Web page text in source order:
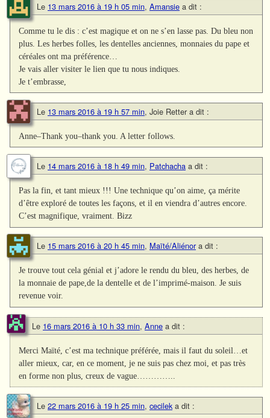
Le 13 mars 2016 à 19 h 05 min, Amansie a dit :
Comme tu le dis : c’est magique et on ne s’en lasse pas. Du bleu non
plus. Les herbes folles, les dentelles anciennes, monnaies du pape et
céréales ont ma préférence…
Je vais aller visiter le lien que tu nous indiques.
Je t’embrasse,
Le 13 mars 2016 à 19 h 57 min, Joie Retter a dit :
Anne–Thank you–thank you. A letter follows.
Le 14 mars 2016 à 18 h 49 min, Patchacha a dit :
Pas la fin, et tant mieux !!! Une technique qu’on aime, ça mérite
d’être exploré de toutes les façons, et il en viendra d’autres encore.
C’est magnifique, vraiment. Bizz
Le 15 mars 2016 à 20 h 45 min, Maïté/Aliénor a dit :
Je trouve tout cela génial et j’adore le rendu du bleu, des herbes, de
la monnaie de pape,de la dentelle et de l’imprimé-maison. Je suis
revenue voir.
Le 16 mars 2016 à 10 h 33 min, Anne a dit :
Merci Maïté, c’est ma technique préférée, mais il faut du soleil…et
aller mieux, car, en ce moment, je ne suis pas chez moi, et pas très
en forme non plus, creux de vague…………..
Le 22 mars 2016 à 19 h 25 min, cecilek a dit :